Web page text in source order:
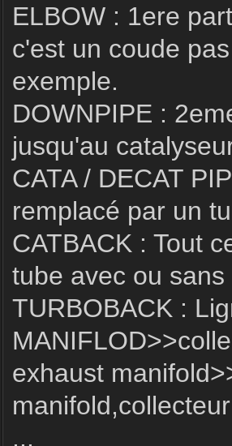
ELBOW : 1ere
c'est un coude
exemple.
DOWNPIPE :
jusqu'au
CATA / DECAT
remplacé par un
CATBACK : Tout
tube avec ou
TURBOBACK :
exhaust
...